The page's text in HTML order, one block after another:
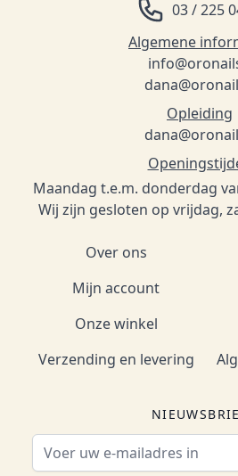
03 / 225
Algemene
Opleiding
Maandag t.e.m. donderdag
Wij zijn gesloten op vrijdag,
Over ons
Mijn account
Onze winkel
Verzending en levering